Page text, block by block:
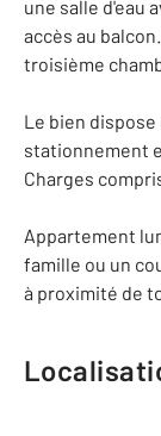
une salle d'eau
accès au
troisième
Le bien
stationnement
Charges
Appartement
famille ou un
à proximité de